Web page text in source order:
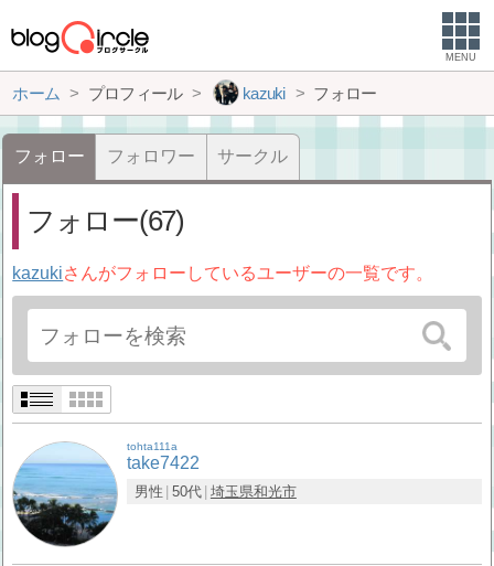
MENU
ホーム プロフィール kazuki フォロー
フォロー フォロワー サークル
フォロー(67)
kazukiさんがフォローしているユーザーの一覧です。
tohta111a
take7422
男性 50代 埼玉県和光市